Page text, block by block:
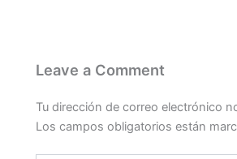
Leave a Comment
Tu dirección de correo electrónico
Los campos obligatorios están